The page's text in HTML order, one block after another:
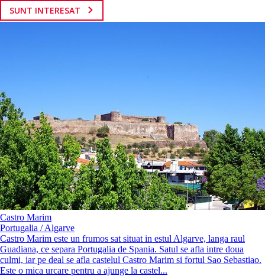
SUNT INTERESAT
Castro Marim
Portugalia / Algarve
Castro Marim este un frumos sat situat in estul Algarve, langa raul
Guadiana, ce separa Portugalia de Spania. Satul se afla intre doua
culmi, iar pe deal se afla castelul Castro Marim si fortul Sao Sebastiao.
Este o mica urcare pentru a ajunge la castel...